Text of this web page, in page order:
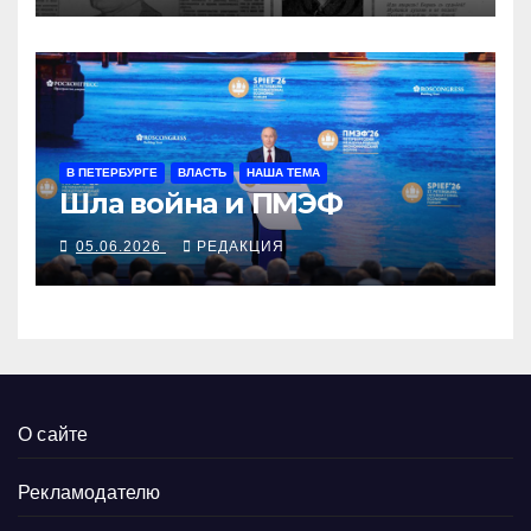
В ПЕТЕРБУРГЕ ВЛАСТЬ НАША ТЕМА
Шла война и ПМЭФ
05.06.2026 РЕДАКЦИЯ
О сайте
Рекламодателю